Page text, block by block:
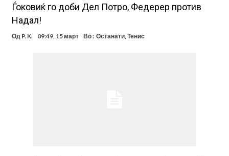
Ѓоковиќ го доби Дел Потро, Федерер против
Надал!
Од P. K. 09:49, 15 март Во : Останати, Тенис